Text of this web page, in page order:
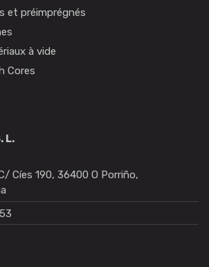
et préimprégnés
à vide
Cores
L.
Cíes 190, 36400 O Porriño,